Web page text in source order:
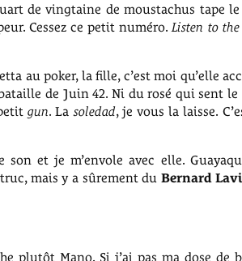
de vingtaine de moustachus tape
Cessez ce petit numéro. Listen to the
au poker, la fille, c’est moi qu’elle
de Juin 42. Ni du rosé qui sent le
gun. La soledad, je vous la laisse.
et je m’envole avec elle.
mais y a sûrement du Bernard
plutôt Mano. Si j’ai pas ma dose de